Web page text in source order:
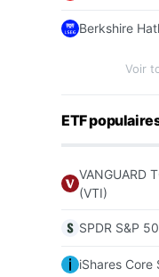
Berkshire
Voir
ETF
VANGUARD
(VTI)
SPDR S&P
iShares Core